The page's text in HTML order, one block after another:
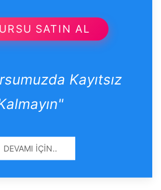
SATIN AL
Kayıtsız
DEVAMI İÇIN..